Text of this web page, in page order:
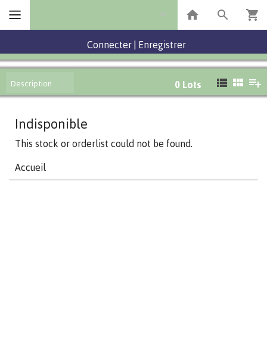
Connecter Enregistrer
Description 0 Lots
Indisponible
This stock or orderlist could not be found.
Accueil